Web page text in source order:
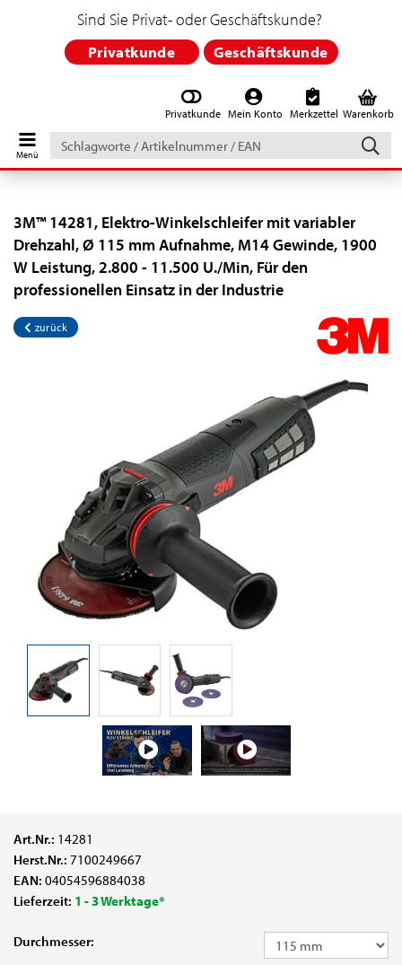
Privatkunde Mein Konto Merkzettel Warenkorb
Schlagworte
/
Artikelnummer
EAN
Sind Sie Privat- oder Geschäftskunde?
Privatkunde Geschäftskunde
3M™ 14281, Elektro-Winkelschleifer mit variabler
Drehzahl, Ø 115 mm Aufnahme, M14 Gewinde, 1900
W Leistung, 2.800 - 11.500 U./Min, Für den
professionellen Einsatz in der Industrie
zurück
Art.Nr.: 14281
Herst.Nr.: 7100249667
EAN: 04054596884038
Lieferzeit: 1 - 3 Werktage*
Durchmesser: